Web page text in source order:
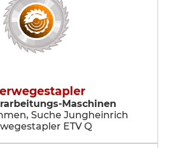
Maschinen
Suche Jungheinrich
ETV Q